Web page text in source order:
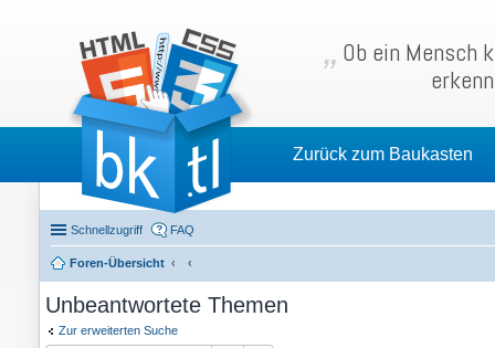
Ob ein Mensch
Zurück zum Baukasten
Schnellzugriff FAQ
Foren-Übersicht
Unbeantwortete Themen
Zur erweiterten Suche